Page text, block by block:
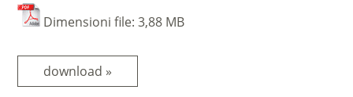
Dimensioni file: 3,88 MB
download »